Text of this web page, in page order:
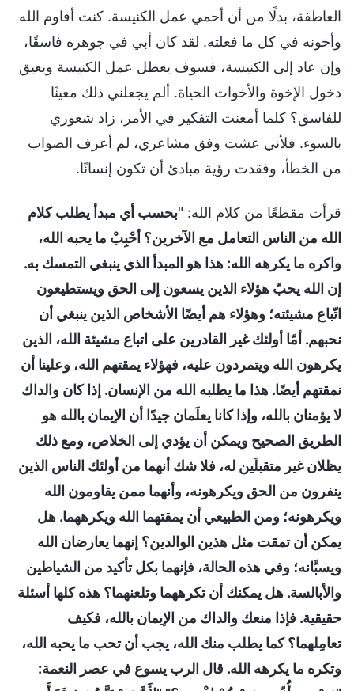
العاطفة، بدلًا من أن أحمي عمل الكنيسة. كنت أقاوم الله
وأخونه في كل ما فعلته. لقد كان أبي في جوهره فاسقًا،
وإن عاد إلى الكنيسة، فسوف يعطل عمل الكنيسة ويعيق
دخول الإخوة والأخوات الحياة. ألم يجعلني ذلك معينًا
للفاسق؟ كلما أمعنت التفكير في الأمر، زاد شعوري
بالسوء. فلأني عشت وفق مشاعري، لم أعرف الصواب
من الخطأ، وفقدت رؤية مبادئ أن تكون إنسانًا.
قرأت مقطعًا من كلام الله: "بحسب أي مبدأ يطلب كلام
الله من الناس التعامل مع الآخرين؟ أحْبِبْ ما يحبه الله،
واكره ما يكرهه الله: هذا هو المبدأ الذي ينبغي التمسك به.
إن الله يحبّ هؤلاء الذين يسعون إلى الحق ويستطيعون
اتّباع مشيئته؛ وهؤلاء هم أيضًا الأشخاص الذين ينبغي أن
نحبهم. أمّا أولئك غير القادرين على اتباع مشيئة الله، الذين
يكرهون الله ويتمردون عليه، فهؤلاء يمقتهم الله، وعلينا أن
نمقتهم أيضًا. هذا ما يطلبه الله من الإنسان. إذا كان والداك
لا يؤمنان بالله، وإذا كانا يعلَمان جيدًا أن الإيمان بالله هو
الطريق الصحيح ويمكن أن يؤدي إلى الخلاص، ومع ذلك
يظلان غير متقبلَين له، فلا شك أنهما من أولئك الناس الذين
ينفرون من الحق ويكرهونه، وأنهما ممن يقاومون الله
ويكرهونه؛ ومن الطبيعي أن يمقتهما الله ويكرههما. هل
يمكن أن تمقت مثل هذين الوالدين؟ إنهما يعارضان الله
ويسبَّانه؛ وفي هذه الحالة، فإنهما بكل تأكيد من الشياطين
والأبالسة. هل يمكنك أن تكرههما وتلعنهما؟ هذه كلها أسئلة
حقيقية. فإذا منعك والداك من الإيمان بالله، فكيف
تعامِلهما؟ كما يطلب منك الله، يجب أن تحب ما يحبه الله،
وتكره ما يكرهه الله. قال الرب يسوع في عصر النعمة: